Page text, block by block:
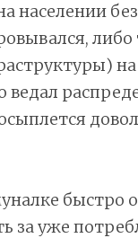
населении
ведал
быстро
за уже